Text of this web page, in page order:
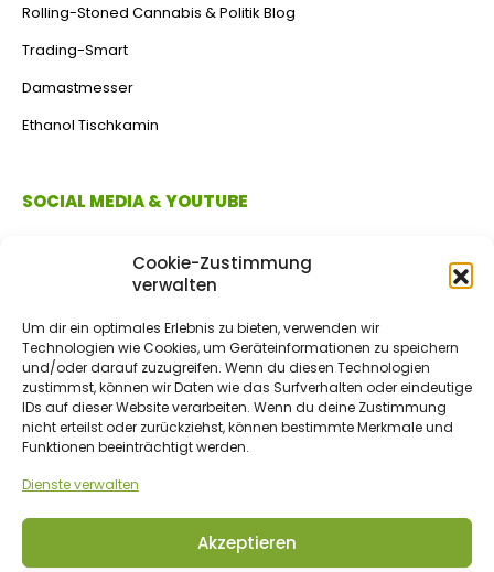
Cookie-Zustimmung
verwalten
Um dir ein optimales Erlebnis zu bieten, verwenden wir
Technologien wie Cookies, um Geräteinformationen zu speichern
und/oder darauf zuzugreifen. Wenn du diesen Technologien
zustimmst, können wir Daten wie das Surfverhalten oder eindeutige
IDs auf dieser Website verarbeiten. Wenn du deine Zustimmung
nicht erteilst oder zurückziehst, können bestimmte Merkmale und
Funktionen beeinträchtigt werden.
Dienste verwalten
Akzeptieren
Rolling-Stoned Cannabis & Politik Blog
Trading-Smart
Damastmesser
Ethanol Tischkamin
SOCIAL MEDIA & YOUTUBE
ZAHLUNGSMETHODEN